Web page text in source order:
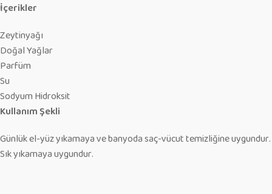
İçerikler
Zeytinyağı
Doğal Yağlar
Parfüm
Su
Sodyum Hidroksit
Kullanım Şekli
Günlük el-yüz yıkamaya ve banyoda saç-vücut temizliğine uygundur.
Sık yıkamaya uygundur.